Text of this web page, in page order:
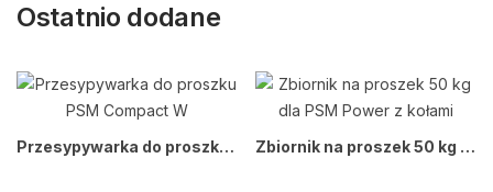
Ostatnio dodane
Przesypywarka do proszku PSM Compact W Zbiornik na proszek 50 kg dla PSM Power z kołami